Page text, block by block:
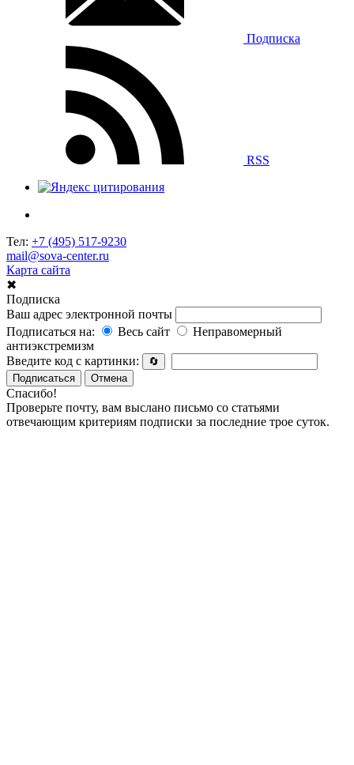
Подписка
RSS
Тел: +7 (495) 517-9230
mail@sova-center.ru
Карта сайта
✖
Подписка
Ваш адрес электронной почты
Подписаться на:
Весь сайт
Неправомерный
антиэкстремизм
Введите код с картинки:
🔄
Подписаться
Отмена
Спасибо!
Проверьте почту, вам выслано письмо со статьями
отвечающим критериям подписки за последние трое суток.